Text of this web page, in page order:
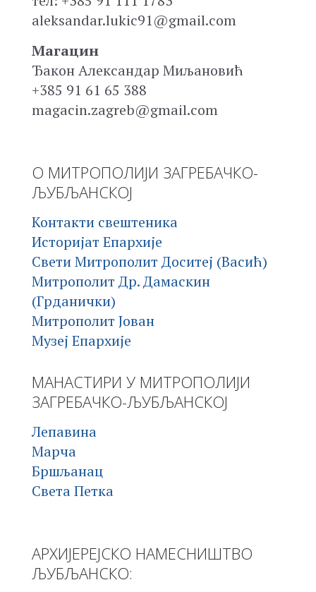
aleksandar.lukic91@gmail.com
Магацин
Ђакон Александар Миљановић
+385 91 61 65 388
magacin.zagreb@gmail.com
О МИТРОПОЛИЈИ ЗАГРЕБАЧКО-
ЉУБЉАНСКОЈ
Контакти свештеника
Историјат Епархије
Свети Митрополит Доситеј (Васић)
Митрополит Др. Дамаскин
(Грданички)
Митрополит Јован
Музеј Епархије
МАНАСТИРИ У МИТРОПОЛИЈИ
ЗАГРЕБАЧКО-ЉУБЉАНСКОЈ
Лепавина
Марча
Бршљанац
Света Петка
АРХИЈЕРЕЈСКО НАМЕСНИШТВО
ЉУБЉАНСКО: